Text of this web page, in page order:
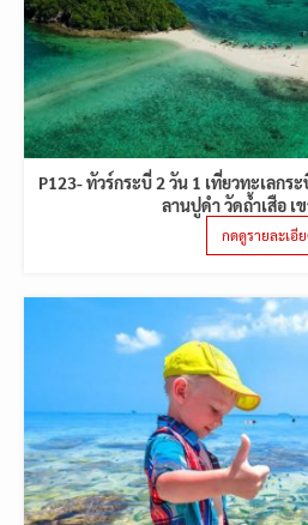
P123- ทัวร์กระบี่ 2 วัน 1 เที่ยวทะเลกร
ลานปูดำ วัดถ้ำเสือ เ
กดดูรายละเอี